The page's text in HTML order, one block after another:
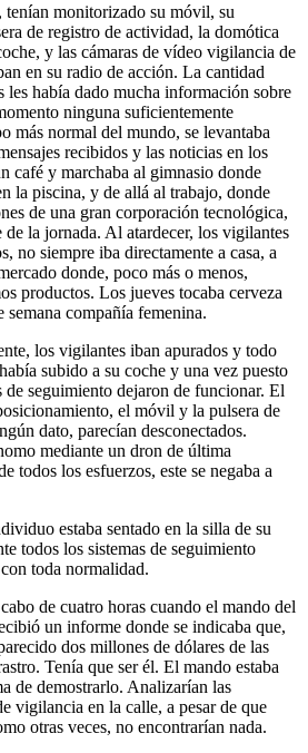
tenían monitorizado su móvil, su
de registro de actividad, la domótica
y las cámaras de vídeo vigilancia de
en su radio de acción. La cantidad
les había dado mucha información sobre
ninguna suficientemente
más normal del mundo, se levantaba
recibidos y las noticias en los
café y marchaba al gimnasio donde
la piscina, y de allá al trabajo, donde
de una gran corporación tecnológica,
de la jornada. Al atardecer, los vigilantes
no siempre iba directamente a casa, a
donde, poco más o menos,
productos. Los jueves tocaba cerveza
compañía femenina.
los vigilantes iban apurados y todo
subido a su coche y una vez puesto
seguimiento dejaron de funcionar. El
el móvil y la pulsera de
dato, parecían desconectados.
mediante un dron de última
todos los esfuerzos, este se negaba a
estaba sentado en la silla de su
todos los sistemas de seguimiento
toda normalidad.
de cuatro horas cuando el mando del
un informe donde se indicaba que,
dos millones de dólares de las
Tenía que ser él. El mando estaba
de demostrarlo. Analizarían las
vigilancia en la calle, a pesar de que
otras veces, no encontrarían nada.